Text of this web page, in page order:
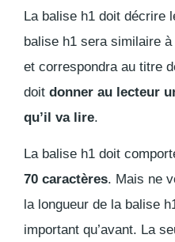
La balise h1 doit décrire
balise h1 sera similaire
et correspondra au titre
doit donner au lecteur
qu’il va lire.
La balise h1 doit
70 caractères. Mais ne
la longueur de la balise
important qu’avant. La